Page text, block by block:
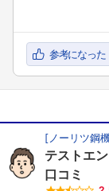
参考になった
[ ノーリツ鋼
テストエ
口コミ